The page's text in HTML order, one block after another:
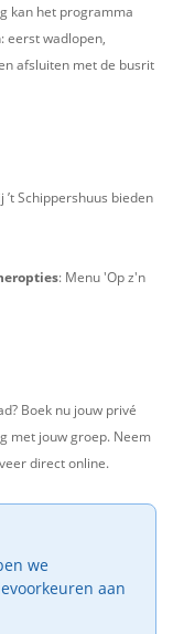
kan het programma
eerst wadlopen,
afsluiten met de busrit
Schippershuus bieden
: Menu 'Op z'n
Boek nu jouw privé
met jouw groep. Neem
direct online.
we
aan